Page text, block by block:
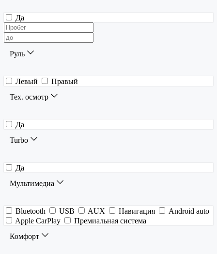
Да
Руль
Левый
Правый
Тех. осмотр
Да
Turbo
Да
Мультимедиа
Bluetooth USB AUX Навигация
Android auto
Apple CarPlay
Премиальная система
Комфорт